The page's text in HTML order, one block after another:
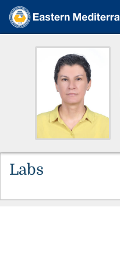
Labs